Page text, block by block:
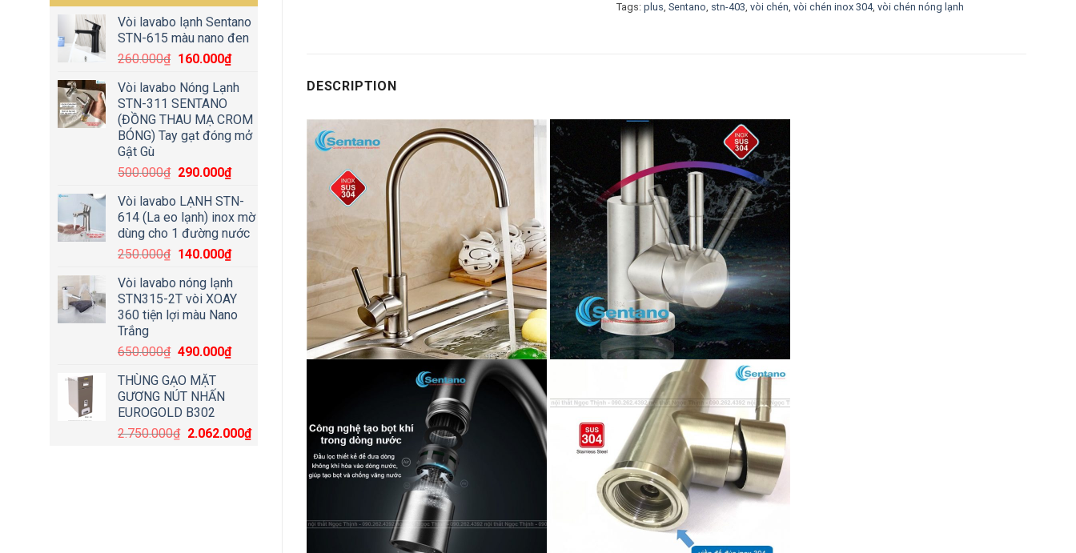
Vòi lavabo lạnh Sentano
STN-615 màu nano đen
260.000₫ 160.000₫
Vòi lavabo Nóng Lạnh
STN-311 SENTANO
(ĐỒNG THAU MẠ CROM
BÓNG) Tay gạt đóng mở
Gật Gù
500.000₫ 290.000₫
Vòi lavabo LẠNH STN-
614 (La eo lạnh) inox mờ
dùng cho 1 đường nước
250.000₫ 140.000₫
Vòi lavabo nóng lạnh
STN315-2T vòi XOAY
360 tiện lợi màu Nano
Trắng
650.000₫ 490.000₫
THÙNG GẠO MẶT
GƯƠNG NÚT NHẤN
EUROGOLD B302
2.750.000₫ 2.062.000₫
Tags:plus,Sentano, stn-403,vòi chén,vòi chén inox 304,vòi chén nóng lạnh
DESCRIPTION